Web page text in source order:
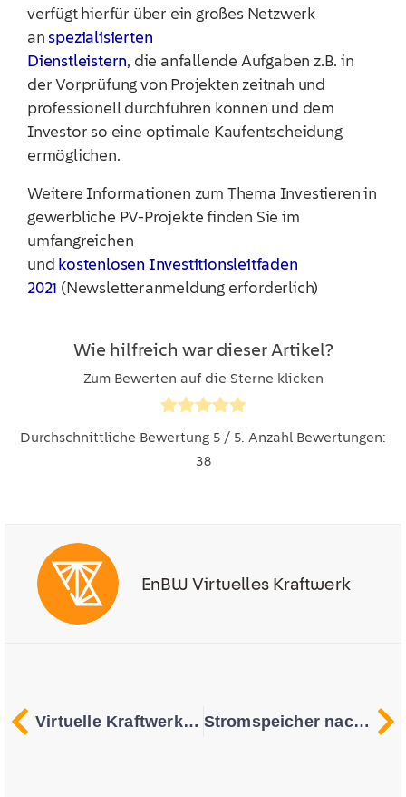
verfügt hierfür über ein großes Netzwerk
an spezialisierten
Dienstleistern, die anfallende Aufgaben z.B. in
der Vorprüfung von Projekten zeitnah und
professionell durchführen können und dem
Investor so eine optimale Kaufentscheidung
ermöglichen.
Weitere Informationen zum Thema Investieren in
gewerbliche PV-Projekte finden Sie im
umfangreichen
und kostenlosen Investitionsleitfaden
2021 (Newsletteranmeldung erforderlich)
Wie hilfreich war dieser Artikel?
Zum Bewerten auf die Sterne klicken
Durchschnittliche Bewertung 5 / 5. Anzahl Bewertungen:
38
EnBW Virtuelles Kraftwerk
Virtuelle Kraftwerke – Ein modernes Geschäftsmodell der Energiewende Stromspeicher nachrüsten: Die wichtigsten Fragen & Antworten